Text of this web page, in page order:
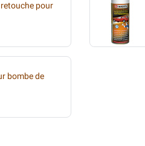
pour
bombe de